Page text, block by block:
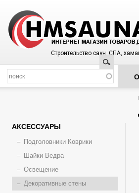
Строительство саун, СПА,
Поиск
АКСЕССУАРЫ
Подголовники Коврики
Шайки Ведра
Освещение
Декоративные стены